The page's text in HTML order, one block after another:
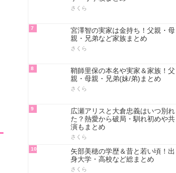
さくら
7
宮澤智の実家は金持ち！父親・母
親・兄弟など家族まとめ
さくら
8
鞘師里保の本名や実家＆家族！父
親・母親・兄弟(妹/弟)まとめ
さくら
9
広瀬アリスと大倉忠義はいつ別れ
た？熱愛から破局・馴れ初めや共
演もまとめ
さくら
10
矢部美穂の学歴＆昔と若い頃！出
身大学・高校など総まとめ
さくら